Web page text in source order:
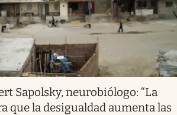
Sapolsky, neurobiólogo: “La
que la desigualdad aumenta las